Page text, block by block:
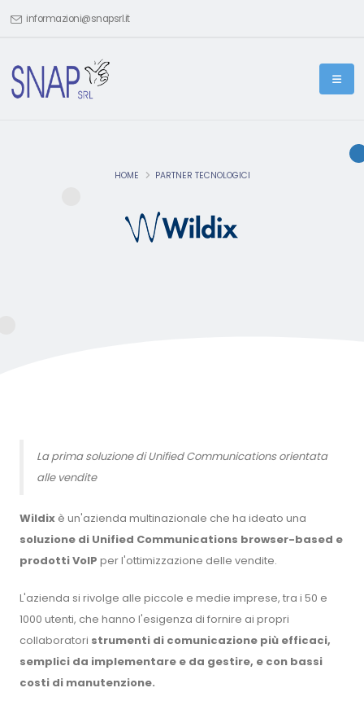
informazioni@snapsrl.it
HOME PARTNER TECNOLOGICI
La prima soluzione di Unified Communications orientata
alle vendite
Wildix è un'azienda multinazionale che ha ideato una
soluzione di Unified Communications browser-based e
prodotti VoIP per l'ottimizzazione delle vendite.
L'azienda si rivolge alle piccole e medie imprese, tra i 50 e
1000 utenti, che hanno l'esigenza di fornire ai propri
collaboratori strumenti di comunicazione più efficaci,
semplici da implementare e da gestire, e con bassi
costi di manutenzione.